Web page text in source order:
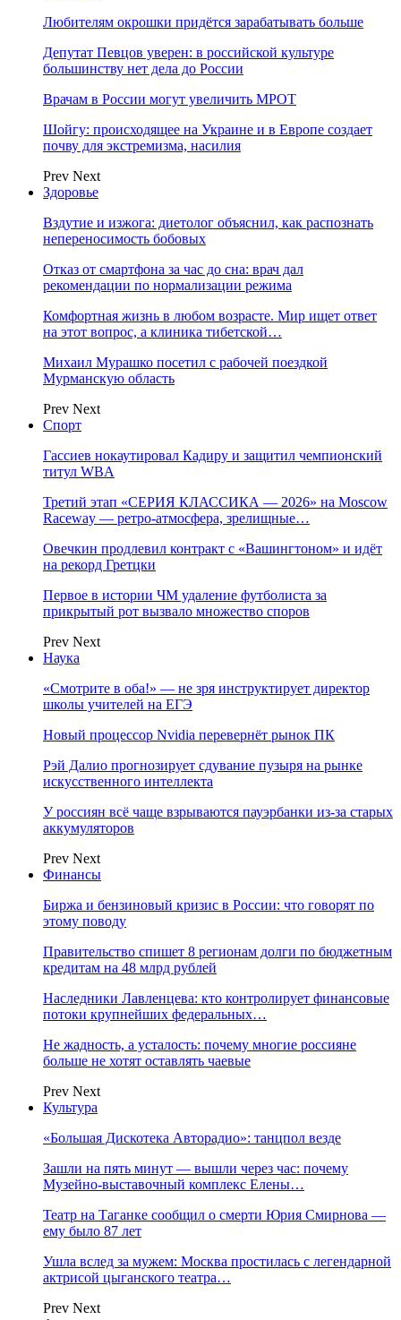
Любителям окрошки придётся зарабатывать больше
Депутат Певцов уверен: в российской культуре
большинству нет дела до России
Врачам в России могут увеличить МРОТ
Шойгу: происходящее на Украине и в Европе создает
почву для экстремизма, насилия
Prev Next
Здоровье
Вздутие и изжога: диетолог объяснил, как распознать
непереносимость бобовых
Отказ от смартфона за час до сна: врач дал
рекомендации по нормализации режима
Комфортная жизнь в любом возрасте. Мир ищет ответ
на этот вопрос, а клиника тибетской…
Михаил Мурашко посетил с рабочей поездкой
Мурманскую область
Prev Next
Спорт
Гассиев нокаутировал Кадиру и защитил чемпионский
титул WBA
Третий этап «СЕРИЯ КЛАССИКА — 2026» на Moscow
Raceway — ретро‑атмосфера, зрелищные…
Овечкин продлевил контракт с «Вашингтоном» и идёт
на рекорд Гретцки
Первое в истории ЧМ удаление футболиста за
прикрытый рот вызвало множество споров
Prev Next
Наука
«Смотрите в оба!» — не зря инструктирует директор
школы учителей на ЕГЭ
Новый процессор Nvidia перевернёт рынок ПК
Рэй Далио прогнозирует сдувание пузыря на рынке
искусственного интеллекта
У россиян всё чаще взрываются пауэрбанки из-за старых
аккумуляторов
Prev Next
Финансы
Биржа и бензиновый кризис в России: что говорят по
этому поводу
Правительство спишет 8 регионам долги по бюджетным
кредитам на 48 млрд рублей
Наследники Лавленцева: кто контролирует финансовые
потоки крупнейших федеральных…
Не жадность, а усталость: почему многие россияне
больше не хотят оставлять чаевые
Prev Next
Культура
«Большая Дискотека Авторадио»: танцпол везде
Зашли на пять минут — вышли через час: почему
Музейно-выставочный комплекс Елены…
Театр на Таганке сообщил о смерти Юрия Смирнова —
ему было 87 лет
Ушла вслед за мужем: Москва простилась с легендарной
актрисой цыганского театра…
Prev Next